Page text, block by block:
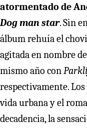
atormentado de
Dog man star. Sin
álbum rehuía el
agitada en nombre
mismo año con
respectivamente.
vida urbana y el
decadencia, la